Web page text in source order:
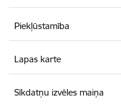
Piekļūstamība
Lapas karte
Sīkdatņu izvēles maiņa